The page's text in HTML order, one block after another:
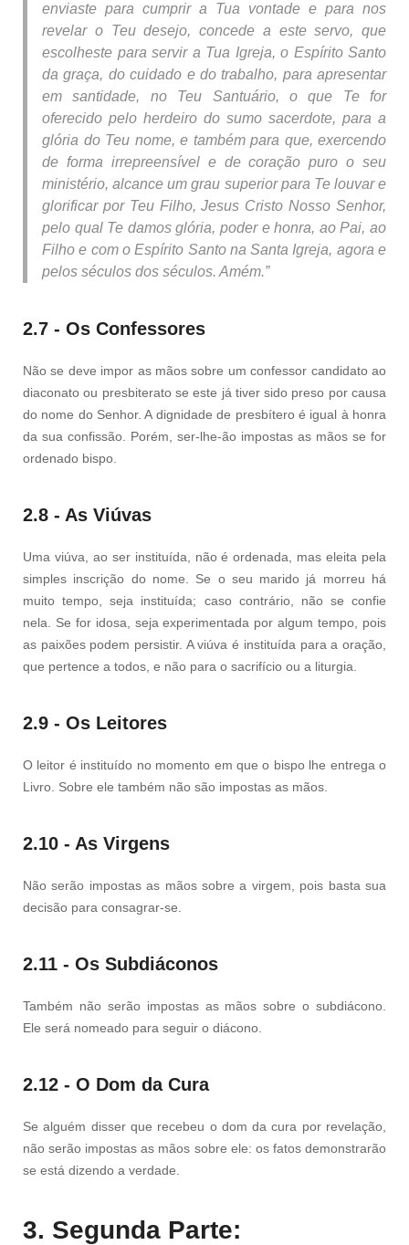
enviaste para cumprir a Tua vontade e para nos
revelar o Teu desejo, concede a este servo, que
escolheste para servir a Tua Igreja, o Espírito Santo
da graça, do cuidado e do trabalho, para apresentar
em santidade, no Teu Santuário, o que Te for
oferecido pelo herdeiro do sumo sacerdote, para a
glória do Teu nome, e também para que, exercendo
de forma irrepreensível e de coração puro o seu
ministério, alcance um grau superior para Te louvar e
glorificar por Teu Filho, Jesus Cristo Nosso Senhor,
pelo qual Te damos glória, poder e honra, ao Pai, ao
Filho e com o Espírito Santo na Santa Igreja, agora e
pelos séculos dos séculos. Amém.”
2.7 - Os Confessores
Não se deve impor as mãos sobre um confessor candidato ao
diaconato ou presbiterato se este já tiver sido preso por causa
do nome do Senhor. A dignidade de presbítero é igual à honra
da sua confissão. Porém, ser-lhe-ão impostas as mãos se for
ordenado bispo.
2.8 - As Viúvas
Uma viúva, ao ser instituída, não é ordenada, mas eleita pela
simples inscrição do nome. Se o seu marido já morreu há
muito tempo, seja instituída; caso contrário, não se confie
nela. Se for idosa, seja experimentada por algum tempo, pois
as paixões podem persistir. A viúva é instituída para a oração,
que pertence a todos, e não para o sacrifício ou a liturgia.
2.9 - Os Leitores
O leitor é instituído no momento em que o bispo lhe entrega o
Livro. Sobre ele também não são impostas as mãos.
2.10 - As Virgens
Não serão impostas as mãos sobre a virgem, pois basta sua
decisão para consagrar-se.
2.11 - Os Subdiáconos
Também não serão impostas as mãos sobre o subdiácono.
Ele será nomeado para seguir o diácono.
2.12 - O Dom da Cura
Se alguém disser que recebeu o dom da cura por revelação,
não serão impostas as mãos sobre ele: os fatos demonstrarão
se está dizendo a verdade.
3. Segunda Parte: